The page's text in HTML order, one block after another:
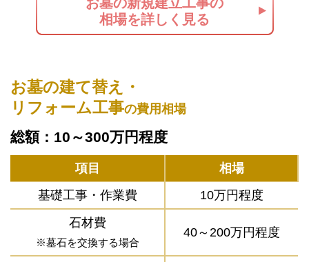
相場を詳しく見る
お墓の建て替え・
リフォーム工事の費用相場
総額：10～300万円程度
項目
相場
基礎工事・作業費
10万円程度
石材費
※墓石を交換する場合
40～200万円程度